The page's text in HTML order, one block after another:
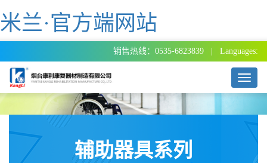
米兰·官方端网站
销售热线：0535-6823839 | Languages:
T
o
g
辅助器具系列